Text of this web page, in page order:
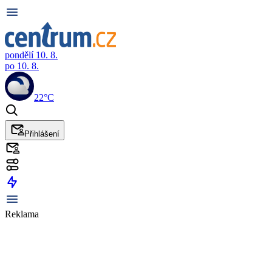
pondělí 10. 8.
po 10. 8.
22°C
Přihlášení
Reklama